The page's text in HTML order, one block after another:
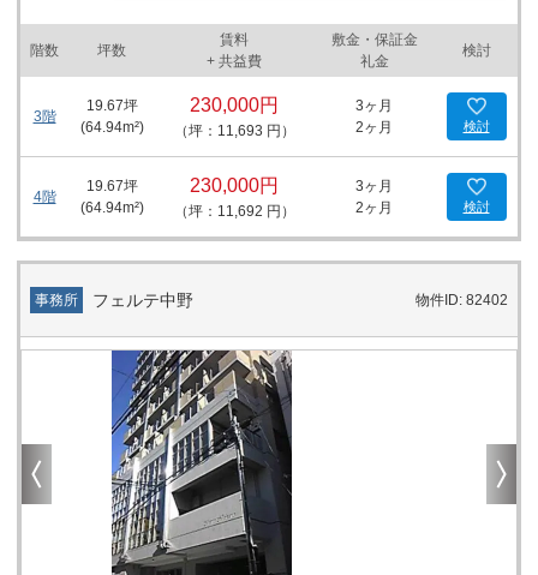
階数 坪数
賃料
+ 共益費
敷金・保証金
礼金
検討
3階
19.67坪
(64.94m²)
230,000円
（坪：11,693 円）
3ヶ月
2ヶ月
検討
4階
19.67坪
(64.94m²)
230,000円
（坪：11,692 円）
3ヶ月
2ヶ月
検討
事務所 フェルテ中野 物件ID: 82402